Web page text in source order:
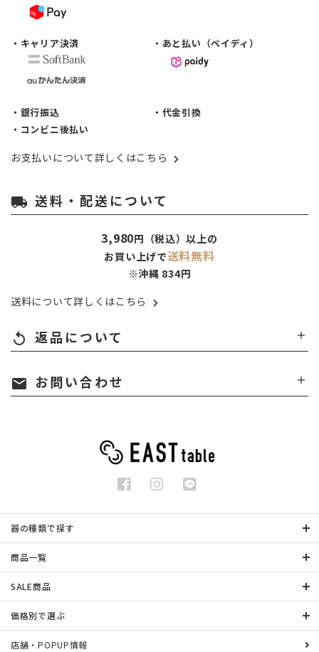
・キャリア決済 ・あと払い（ペイディ）
・銀行振込
・代金引換
・コンビニ後払い
お支払いについて詳しくはこちら
local_shipping 送料・配送について
3,980円（税込）以上の
お買い上げで送料無料
※沖縄 834円
送料について詳しくはこちら
replay 返品について
mail お問い合わせ
器の種類で探す
商品一覧
SALE商品
価格別で選ぶ
店舗・POPUP情報